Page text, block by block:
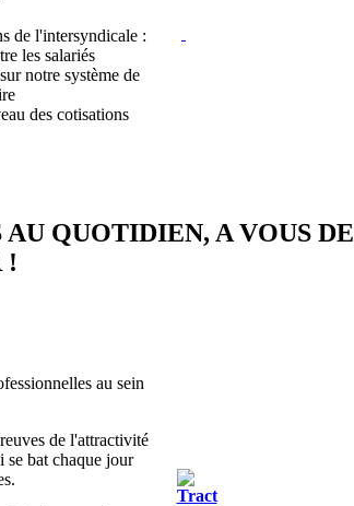
de l'intersyndicale :
les salariés
notre système de
des cotisations
QUOTIDIEN, A VOUS DE
!
au sein
de l'attractivité
se bat chaque jour